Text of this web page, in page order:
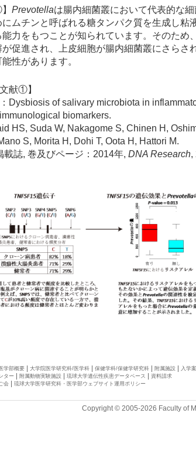
Prevotellaは腸内細菌叢において代表的な
ムチンと呼ばれる糖タンパク質を生成し粘
力をもつことが知られています。そのため、
が促進され、上皮細胞が腸内細菌叢にさら
性があります。
献①】
Dysbiosis of salivary microbiota in
biomarkers.
HS, Suda W, Nakagome S, Chinen H,
S, Morita H, Dohi T, Oota H, Hattori M.
載誌, 巻及びページ：2014年, DNA Research,
学部概要 大学院医学研究科/医学科 保健学科/保健学研究科 附属施設 入学
ター 附属動物実験施設 琉球大学遺伝性疾患データベース
資料請求
会 琉球大学医学研究科・医学部ウェブサイト運用ポリシー
Copyright © 2005-2026 Faculty of